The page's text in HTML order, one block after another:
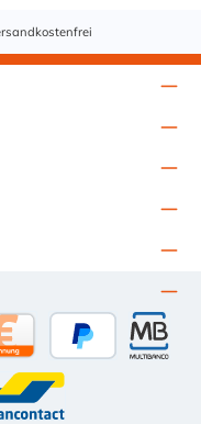
Kauf auf Rechnung (10 Tage